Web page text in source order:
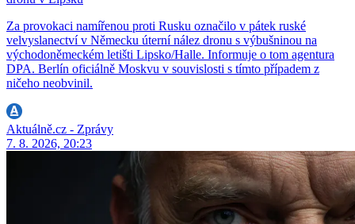
Za provokaci namířenou proti Rusku označilo v pátek ruské
velvyslanectví v Německu úterní nález dronu s výbušninou na
východoněmeckém letišti Lipsko/Halle. Informuje o tom agentura
DPA. Berlín oficiálně Moskvu v souvislosti s tímto případem z
ničeho neobvinil.
Aktuálně.cz - Zprávy
7. 8. 2026, 20:23